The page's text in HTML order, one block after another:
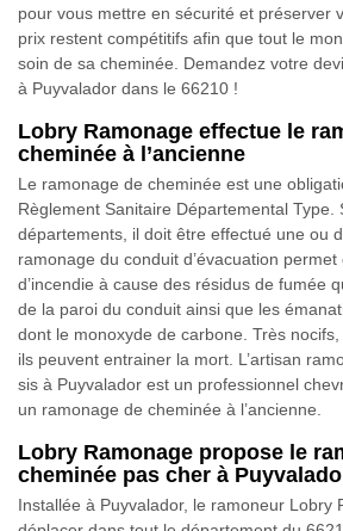
pour vous mettre en sécurité et préserver
prix restent compétitifs afin que tout le
soin de sa cheminée. Demandez votre
à Puyvalador dans le 66210 !
Lobry Ramonage effectue le
cheminée à l’ancienne
Le ramonage de cheminée est une
Règlement Sanitaire Départemental Type.
départements, il doit être effectué une ou
ramonage du conduit d’évacuation
d’incendie à cause des résidus de fumée
de la paroi du conduit ainsi que les
dont le monoxyde de carbone. Très
ils peuvent entrainer la mort. L’artisan
sis à Puyvalador est un professionnel
un ramonage de cheminée à l’ancienne.
Lobry Ramonage propose le
cheminée pas cher à
Installée à Puyvalador, le ramoneur Lobry